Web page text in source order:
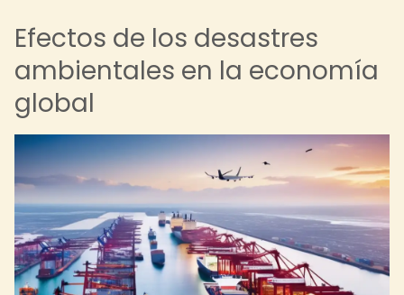
Efectos de los desastres
ambientales en la economía
global